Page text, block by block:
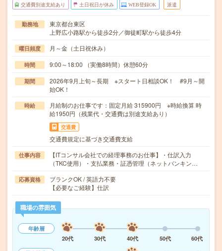
交通費別途支給あり 土日祝日が休み WEB登録OK 派遣
勤務地
東京都台東区
上野広小路駅から徒歩2分／御徒町駅から徒歩4分
曜日頻度 月～金（土日祝休み）
時間 9:00～18:00 （実働8時間）休憩60分
期間
2026年9月上旬～長期 ※スタート日相談OK！ #9月～開
始OK！
時給
月給制のお仕事です：固定月給 315900円 ※時給換算 時
給1950円（残業代・交通費は別途支給あり）
交通費
交通費規定に基づき交通費支給
仕事内容
【ITコンサル会社での経理事務のお仕事】・仕訳入力
（TKC使用）・支払業務・証憑管理（ネットバンキン…
応募資格
ブランクOK / 英語力不要
【必要なご経験】仕訳
職場の雰囲気
年齢層
20代
30代 40代 50代
60代